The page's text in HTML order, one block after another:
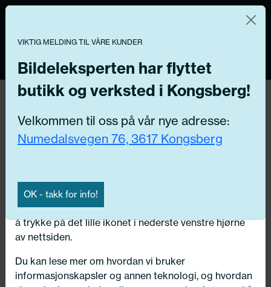
Få riktig del til bilen din ved å legge inn
N
Velg kjøretøy
Drivverk
Vi og våre forretningspartnere bruker teknologier,
inkludert informasjonskapsler/«cookies» til å samle
informasjon om deg for forskjellige formål, inkludert:
Funksjonelle, Statistiske, Markedsføring
Ved å trykke «Godta» gir du din tillatelse til alle disse
formålene. Du kan også velge formålet du vil
innstillingene».
Du kan trekke tilbake samtykket ditt til enhver tid ved
å trykke på det lille ikonet i nederste venstre hjørne
av nettsiden.
Du kan lese mer om hvordan vi bruker
informasjonskapsler og annen teknologi, og hvordan
VIKTIG MELDING TIL VÅRE KUNDER
Bildeleksperten har flyttet
butikk og verksted i Kongsberg!
Velkommen til oss på vår nye adresse:
Numedalsvegen 76, 3617 Kongsberg
OK - takk for info!